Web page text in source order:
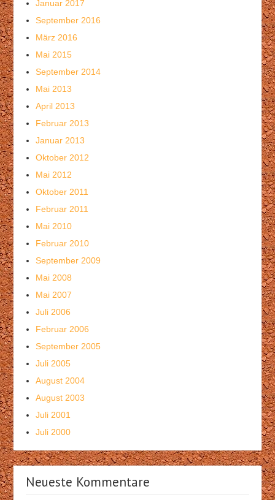
Januar 2017
September 2016
März 2016
Mai 2015
September 2014
Mai 2013
April 2013
Februar 2013
Januar 2013
Oktober 2012
Mai 2012
Oktober 2011
Februar 2011
Mai 2010
Februar 2010
September 2009
Mai 2008
Mai 2007
Juli 2006
Februar 2006
September 2005
Juli 2005
August 2004
August 2003
Juli 2001
Juli 2000
Neueste Kommentare